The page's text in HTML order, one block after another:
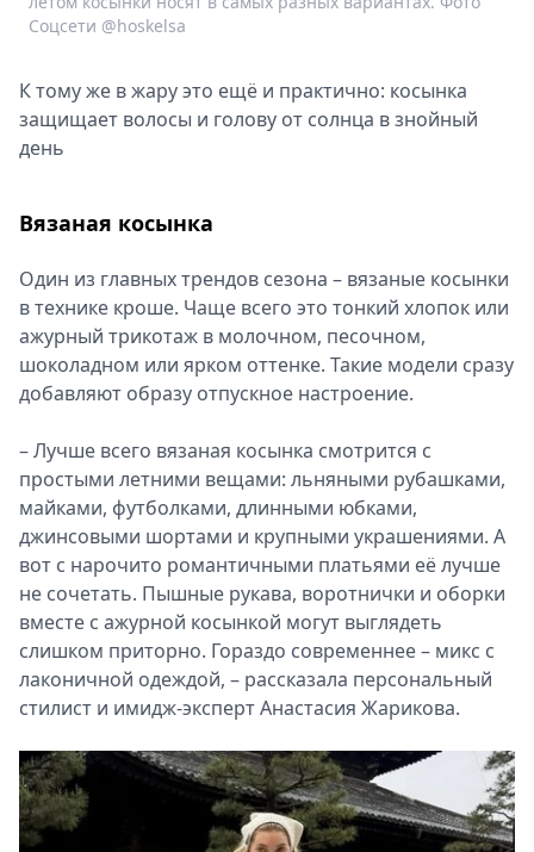
Соцсети @hoskelsa
К тому же в жару это ещё и практично: косынка
защищает волосы и голову от солнца в знойный
день
Вязаная косынка
Один из главных трендов сезона – вязаные косынки
в технике кроше. Чаще всего это тонкий хлопок или
ажурный трикотаж в молочном, песочном,
шоколадном или ярком оттенке. Такие модели сразу
добавляют образу отпускное настроение.
– Лучше всего вязаная косынка смотрится с
простыми летними вещами: льняными рубашками,
майками, футболками, длинными юбками,
джинсовыми шортами и крупными украшениями. А
вот с нарочито романтичными платьями её лучше
не сочетать. Пышные рукава, воротнички и оборки
вместе с ажурной косынкой могут выглядеть
слишком приторно. Гораздо современнее – микс с
лаконичной одеждой, – рассказала персональный
стилист и имидж-эксперт Анастасия Жарикова.